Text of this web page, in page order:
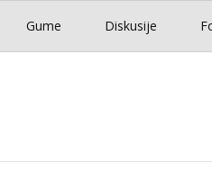
Gume Diskusije